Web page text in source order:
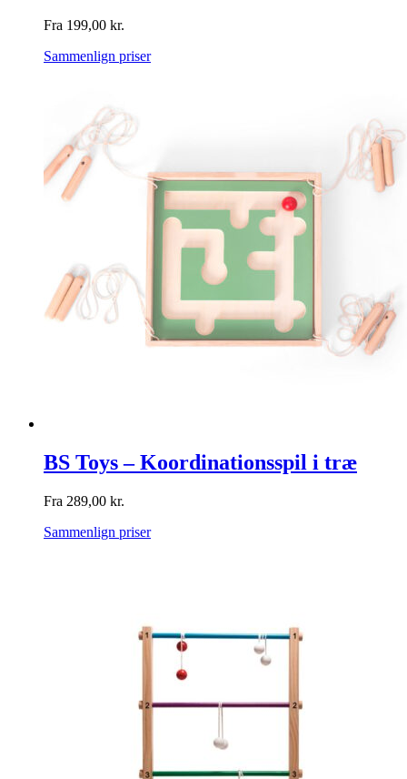
Fra 199,00 kr.
Sammenlign priser
BS Toys – Koordinationsspil i træ
Fra 289,00 kr.
Sammenlign priser